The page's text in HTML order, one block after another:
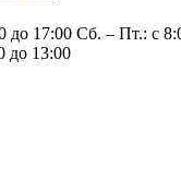
до 17:00 Сб. – Пт.: с
до 13:00